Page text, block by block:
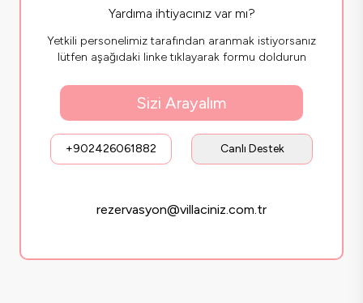
Yardıma ihtiyacınız var mı?
Yetkili personelimiz tarafından aranmak istiyorsanız
lütfen aşağıdaki linke tıklayarak formu doldurun
Sizi Arayalım
+902426061882 Canlı Destek
rezervasyon@villaciniz.com.tr